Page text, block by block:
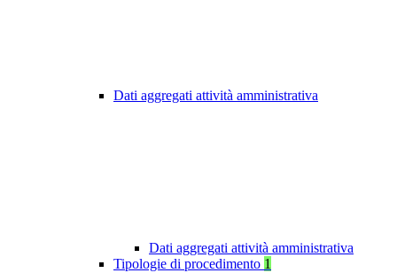
Dati aggregati attività amministrativa
Dati aggregati attività amministrativa
Tipologie di procedimento 1